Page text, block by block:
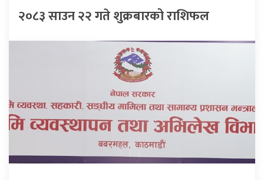
२०८३ साउन २२ गते शुक्रबारको राशिफल